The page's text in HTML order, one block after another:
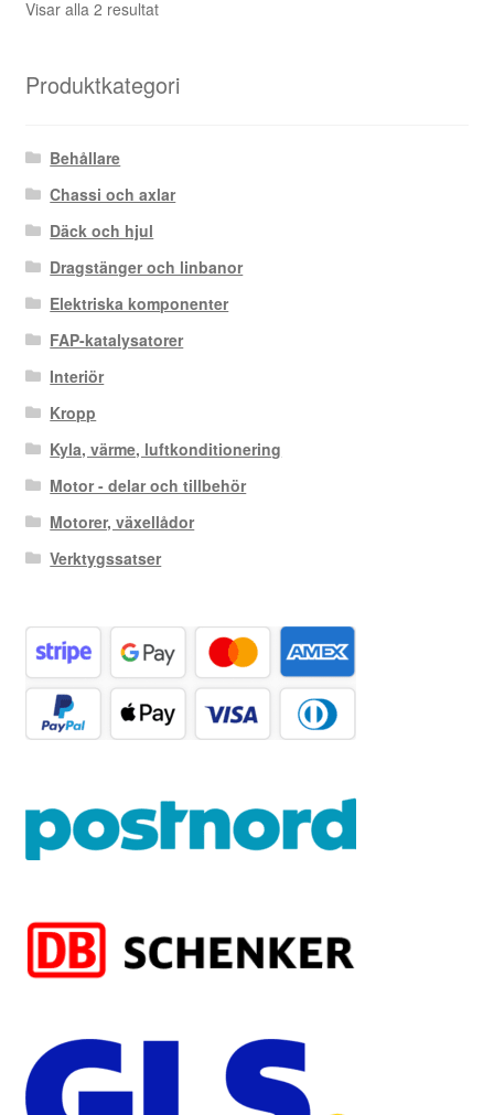
Visar alla 2 resultatSortera
Produktkategori
Behållare
Chassi och axlar
Däck och hjul
Dragstänger och linbanor
Elektriska komponenter
FAP-katalysatorer
Interiör
Kropp
Kyla, värme, luftkonditionering
Motor - delar och tillbehör
Motorer, växellådor
Verktygssatser